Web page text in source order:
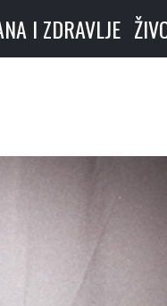
I ZDRAVLJE